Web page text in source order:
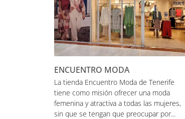
ENCUENTRO MODA
La tienda Encuentro Moda de Tenerife
tiene como misión ofrecer una moda
femenina y atractiva a todas las mujeres,
sin que se tengan que preocupar por...